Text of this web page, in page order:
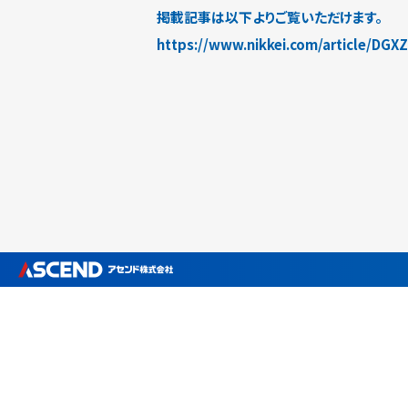
掲載記事は以下よりご覧いただけます。
https://www.nikkei.com/article/